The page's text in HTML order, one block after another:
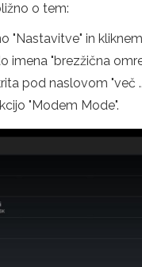
o tem:
"Nastavitve" in
imena "brezžična
pod naslovom "več
"Modem Mode".